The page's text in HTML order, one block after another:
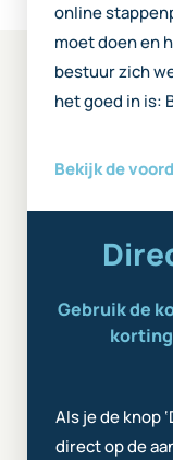
online
moet doen en
bestuur zich
het goed in is:
Bekijk de
Gebruik de
Als je de knop
direct op de